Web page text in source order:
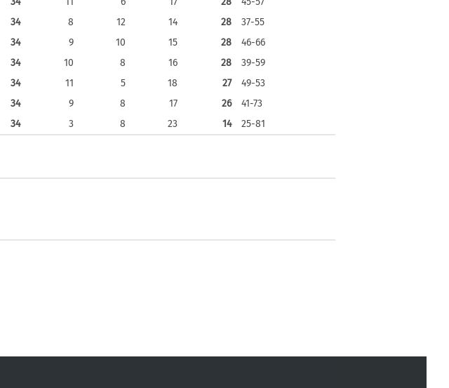
34 8 12 14 28
37-55
34 9 10 15 28
46-66
34 10 8 16 28
39-59
34 11 5 18 27
49-53
34 9 8 17 26
41-73
34 3 8 23 14 25-81